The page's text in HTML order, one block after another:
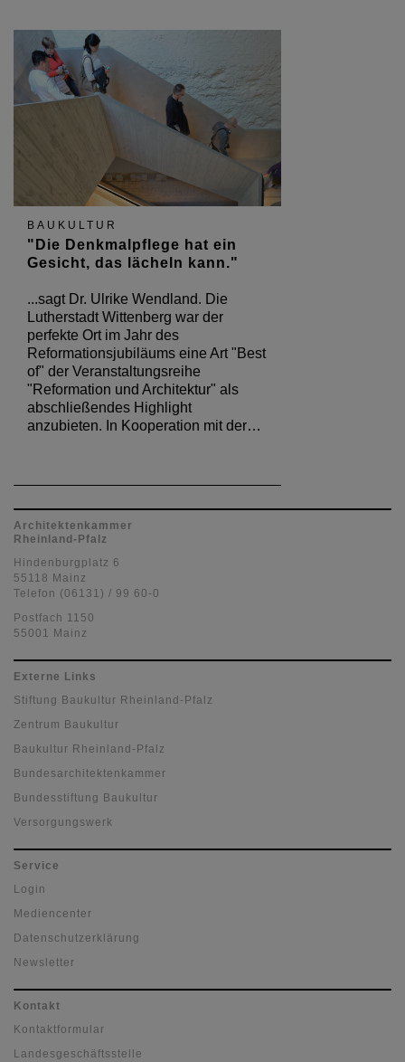
BAUKULTUR
"Die Denkmalpflege hat ein
Gesicht, das lächeln kann."
...sagt Dr. Ulrike Wendland. Die
Lutherstadt Wittenberg war der
perfekte Ort im Jahr des
Reformationsjubiläums eine Art "Best
of" der Veranstaltungsreihe
"Reformation und Architektur" als
abschließendes Highlight
anzubieten. In Kooperation mit der…
Architektenkammer
Rheinland-Pfalz
Hindenburgplatz 6
55118 Mainz
Telefon (06131) / 99 60-0
Postfach 1150
55001 Mainz
Externe Links
Stiftung Baukultur Rheinland-Pfalz
Zentrum Baukultur
Baukultur Rheinland-Pfalz
Bundesarchitektenkammer
Bundesstiftung Baukultur
Versorgungswerk
Service
Login
Mediencenter
Datenschutzerklärung
Newsletter
Kontakt
Kontaktformular
Landesgeschäftsstelle